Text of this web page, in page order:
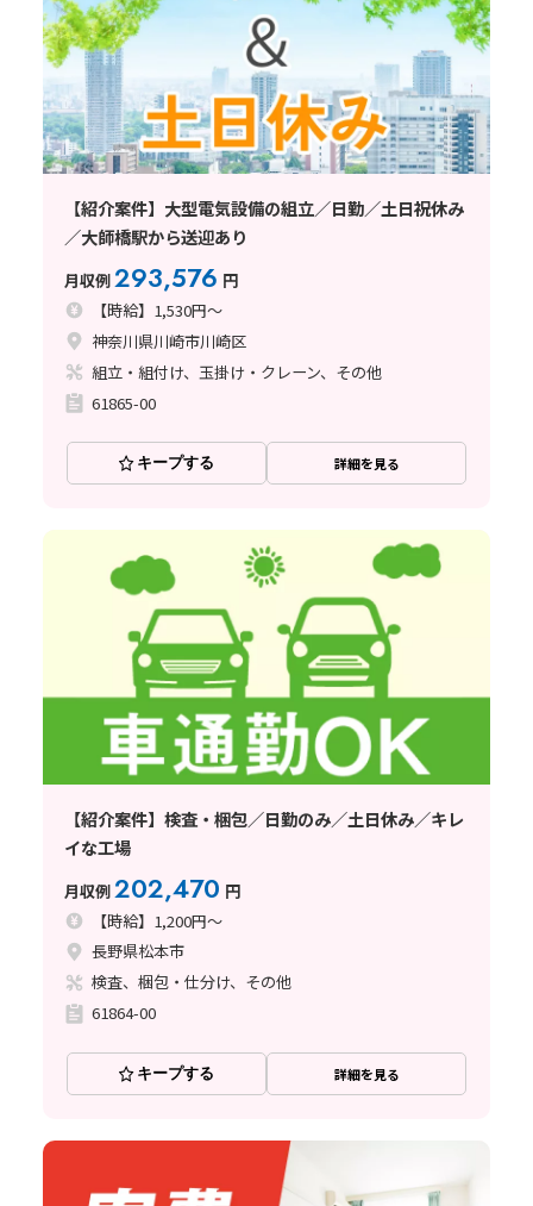
【紹介案件】大型電気設備の組立／日勤／土日祝休み
／大師橋駅から送迎あり
月収例293,576 円
【時給】1,530円～
神奈川県川崎市川崎区
組立・組付け、玉掛け・クレーン、その他
61865-00
キープする 詳細を見る
【紹介案件】検査・梱包／日勤のみ／土日休み／キレ
イな工場
月収例202,470 円
【時給】1,200円～
長野県松本市
検査、梱包・仕分け、その他
61864-00
キープする 詳細を見る